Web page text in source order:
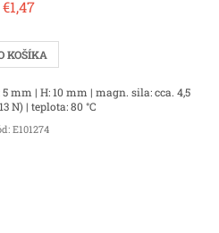
€1,47
KOŠÍKA
mm | H: 10 mm | magn. sila: cca. 4,5
N) | teplota: 80 °C
E101274